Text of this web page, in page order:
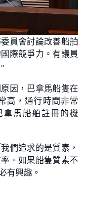
員會討論改善船舶
際競爭力。有議員
因，巴拿馬船隻在
高，通行時間非常
馬船舶註冊的機
們追求的是質素，
。如果船隻質素不
有興趣。